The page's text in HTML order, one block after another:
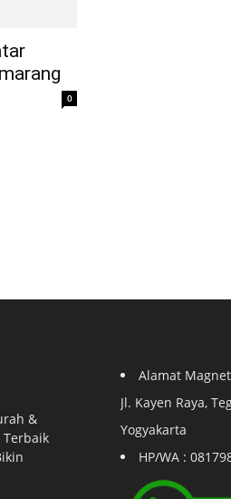
0
&
Terbaik
Alamat
Jl. Kayen Raya,
Yogyakarta
HP/WA :